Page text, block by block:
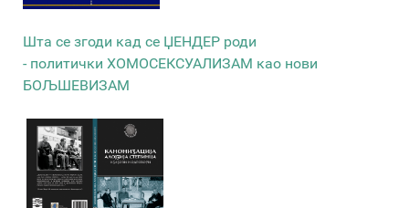
Шта се згоди кад се ЏЕНДЕР роди
- политички ХОМОСЕКСУАЛИЗАМ као нови
БОЉШЕВИЗАМ